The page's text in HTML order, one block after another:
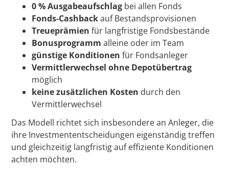
0 % Ausgabeaufschlag bei allen Fonds
Fonds-Cashbackauf Bestandsprovisionen
Treueprämien für langfristige Fondsbestände
Bonusprogramm alleine oder im Team
günstige Konditionen für Fondsanleger
Vermittlerwechsel ohne Depotübertrag
möglich
keine zusätzlichen Kosten durch den
Vermittlerwechsel
Das Modell richtet sich insbesondere an Anleger, die
ihre Investmententscheidungen eigenständig treffen
und gleichzeitig langfristig auf effiziente Konditionen
achten möchten.